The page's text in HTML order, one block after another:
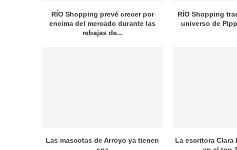
RÍO Shopping prevé crecer por
encima del mercado durante las
rebajas de...
RÍO Shopping
universo de
Las mascotas de Arroyo ya tienen
La escritora Clara